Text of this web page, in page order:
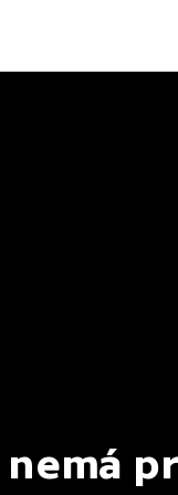
nemá